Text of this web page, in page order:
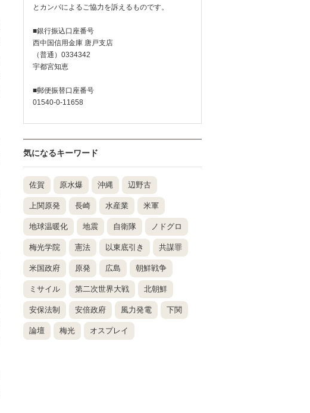
とカンパによるご協力を訴えるものです。
■銀行振込口座番号
西中国信用金庫 唐戸支店
（普通）0334342
宇都宮知恵
■郵便振替口座番号
01540-0-11658
気になるキーワード
佐賀 原水爆 沖縄 辺野古
上関原発 長崎 水産業 米軍
地球温暖化 地震 自衛隊 ノドグロ
梅光学院 憲法 以東底引き 共謀罪
米国政府 原発 広島 朝鮮戦争
ミサイル 第二次世界大戦 北朝鮮
安保法制 安倍政府 風力発電 下関
論壇 梅光 オスプレイ